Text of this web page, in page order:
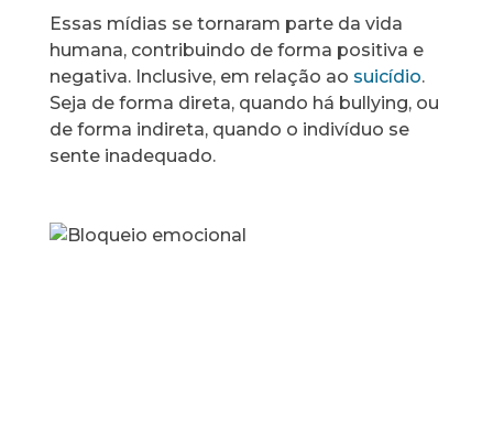
Essas mídias se tornaram parte da vida
humana, contribuindo de forma positiva e
negativa. Inclusive, em relação ao suicídio.
Seja de forma direta, quando há bullying, ou
de forma indireta, quando o indivíduo se
sente inadequado.